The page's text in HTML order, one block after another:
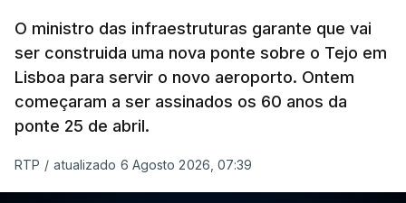
O ministro das infraestruturas garante que vai
ser construida uma nova ponte sobre o Tejo em
Lisboa para servir o novo aeroporto. Ontem
começaram a ser assinados os 60 anos da
ponte 25 de abril.
RTP / atualizado 6 Agosto 2026, 07:39